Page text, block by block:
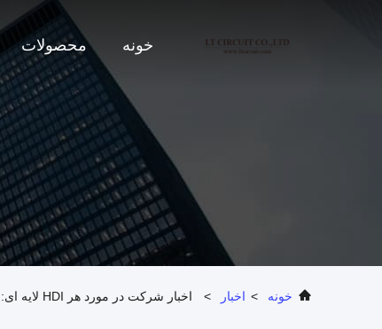
خونه محصولات
خونه > اخبار > اخبار شرکت در مورد هر HDI لایه ای: شبکه حمل و نقل 3D از گوشی های هوشمند سطح بالا